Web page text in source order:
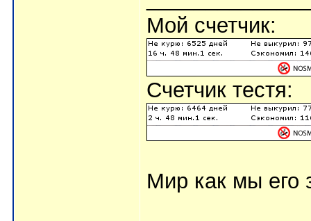
Мой счетчик:
Счетчик тестя:
Мир как мы его